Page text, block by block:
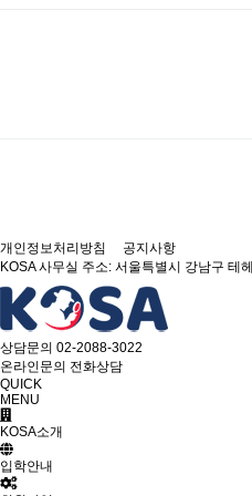
개인정보처리방침
공지사항
KOSA 사무실 주소: 서울특별시 강남구 테
상담문의 02-2088-3022
온라인문의 전화상담
QUICK
MENU
KOSA소개
입학안내